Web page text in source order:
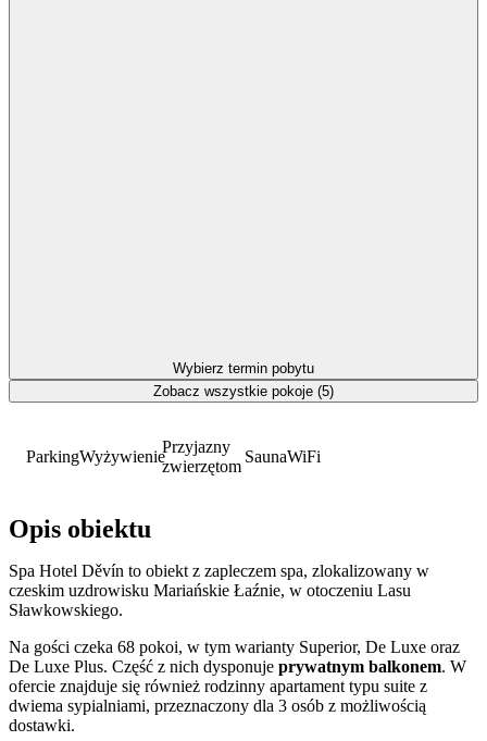
ParkingWyżywienie
Przyjazny
zwierzętom
SaunaWiFi
Opis obiektu
Spa Hotel Děvín to obiekt z zapleczem spa, zlokalizowany w
czeskim uzdrowisku Mariańskie Łaźnie, w otoczeniu Lasu
Sławkowskiego.
Na gości czeka 68 pokoi, w tym warianty Superior, De Luxe oraz
De Luxe Plus. Część z nich dysponuje prywatnym balkonem. W
ofercie znajduje się również rodzinny apartament typu suite z
dwiema sypialniami, przeznaczony dla 3 osób z możliwością
dostawki.
Wybierz termin pobytu
Zobacz wszystkie pokoje (5)